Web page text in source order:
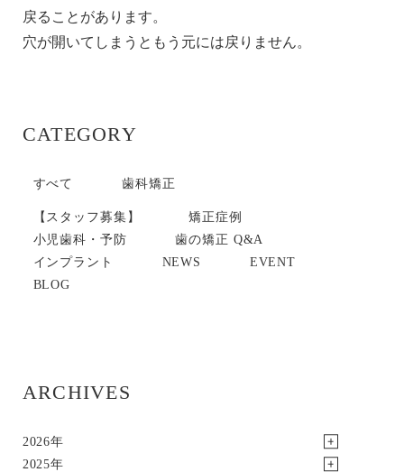
CATEGORY
すべて 歯科矯正
【スタッフ募集】
矯正症例
小児歯科・予防
歯の矯正 Q&A
インプラント
NEWS
EVENT
BLOG
ARCHIVES
2026年
2025年
戻ることがあります。
穴が開いてしまうともう元には戻りません。